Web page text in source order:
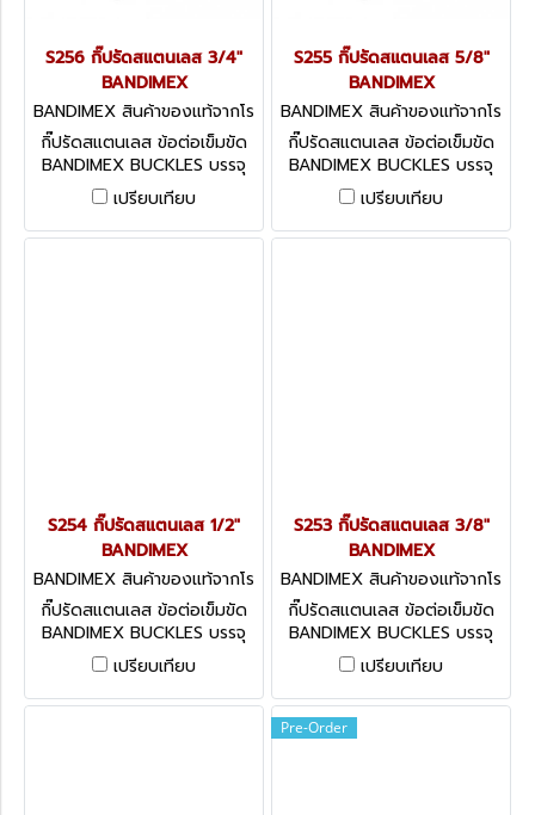
S256 กิ๊ปรัดสแตนเลส 3/4"
BANDIMEX
BANDIMEX สินค้าของแท้จากโร
งงานผู้ผลิต S256
กิ๊ปรัดสแตนเลส ข้อต่อเข็มขัด
BANDIMEX BUCKLES บรรจุ
100 ตัว / กล่อง มีหลายขนาด
ให้เลือก
เปรียบเทียบ
S255 กิ๊ปรัดสแตนเลส 5/8"
BANDIMEX
BANDIMEX สินค้าของแท้จากโร
งงานผู้ผลิต S255
กิ๊ปรัดสแตนเลส ข้อต่อเข็มขัด
BANDIMEX BUCKLES บรรจุ
100 ตัว / กล่อง มีหลายขนาด
ให้เลือก
เปรียบเทียบ
S254 กิ๊ปรัดสแตนเลส 1/2"
BANDIMEX
BANDIMEX สินค้าของแท้จากโร
งงานผู้ผลิต S254
กิ๊ปรัดสแตนเลส ข้อต่อเข็มขัด
BANDIMEX BUCKLES บรรจุ
100 ตัว / กล่อง มีหลายขนาด
ให้เลือก
เปรียบเทียบ
S253 กิ๊ปรัดสแตนเลส 3/8"
BANDIMEX
BANDIMEX สินค้าของแท้จากโร
งงานผู้ผลิต S253
กิ๊ปรัดสแตนเลส ข้อต่อเข็มขัด
BANDIMEX BUCKLES บรรจุ
100 ตัว / กล่อง มีหลายขนาด
ให้เลือก
เปรียบเทียบ
Pre-Order